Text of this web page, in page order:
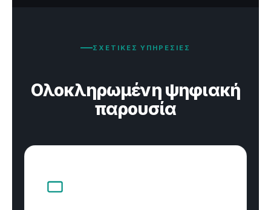
ΣΧΕΤΙΚΕΣ ΥΠΗΡΕΣΙΕΣ
Ολοκληρωμένη ψηφιακή
παρουσία